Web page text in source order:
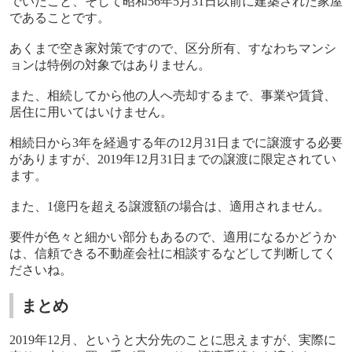
であることです。
あくまで空き家対策ですので、区分所有、すなわちマンシ
ョンは特例の対象ではありません。
また、相続してから他の人へ売却するまで、事業や賃貸、
居住に用いてはいけません。
相続日から3年を経過する年の12 月 31 日までに譲渡する必要
がありますが、 2019年12 月 31 日までの譲渡に限定されてい
ます。
また、 1億円を超える譲渡額の場合は、適用されません。
要件が色々と細かい部分もあるので、適用になるかどうか
は、信頼できる不動産会社に相談するなどして判断してく
ださいね。
まとめ
2019年12 月、というと大分先のことに思えますが、実際に